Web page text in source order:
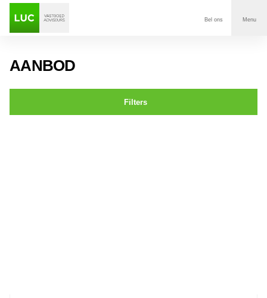
Bel ons Menu
AANBOD
Filters